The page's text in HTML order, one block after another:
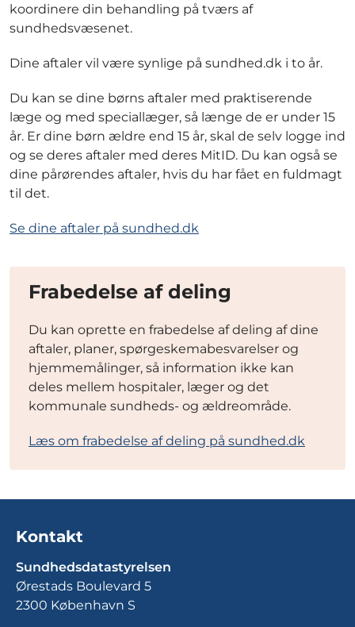
koordinere din behandling på tværs af
sundhedsvæsenet.
Dine aftaler vil være synlige på sundhed.dk i to år.
Du kan se dine børns aftaler med praktiserende
læge og med speciallæger, så længe de er under 15
år. Er dine børn ældre end 15 år, skal de selv logge ind
og se deres aftaler med deres MitID. Du kan også se
dine pårørendes aftaler, hvis du har fået en fuldmagt
til det.
Se dine aftaler på sundhed.dk
Frabedelse af deling
Du kan oprette en frabedelse af deling af dine
aftaler, planer, spørgeskemabesvarelser og
hjemmemålinger, så information ikke kan
deles mellem hospitaler, læger og det
kommunale sundheds- og ældreområde.
Læs om frabedelse af deling på sundhed.dk
Kontakt
Sundhedsdatastyrelsen
Ørestads Boulevard 5
2300 København S